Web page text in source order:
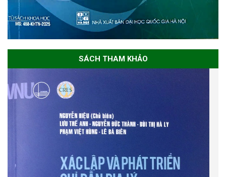
SÁCH THAM KHẢO